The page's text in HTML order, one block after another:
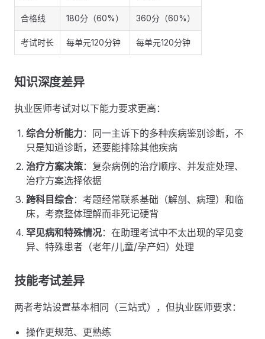
合格线 180分（60%） 360分（60%）
考试时长 每单元120分钟 每单元120分钟
知识深度差异
执业医师考试对以下能力要求更高：
综合分析能力：同一主诉下的多种疾病鉴别诊断，不
只是知道诊断，还要能排除其他疾病
治疗方案决策：复杂病例的治疗顺序、并发症处理、
治疗方案选择依据
跨科目综合：考题经常联系基础（解剖、病理）和临
床，考察整体理解而非死记硬背
罕见病和特殊情况：在助理考试中不太出现的罕见变
异、特殊患者（老年/儿童/孕产妇）处理
技能考试差异
两者考站设置基本相同（三站式），但执业医师要求：
操作更规范、更熟练